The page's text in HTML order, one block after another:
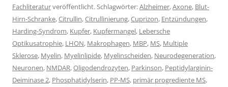
Fachliteraturveröffentlicht. Schlagwörter:Alzheimer,Axone, Blut-
Hirn-Schranke,Citrullin,Citrullinierung,Cuprizon, Entzündungen,
Harding-Syndrom, Kupfer, Kupfermangel, Lebersche
Optikusatrophie, LHON, Makrophagen, MBP, MS, Multiple
Sklerose, Myelin, Myelinlipide, Myelinscheiden, Neurodegeneration,
Neuronen, NMDAR,Oligodendrozyten, Parkinson, Peptidylarginin-
Deiminase 2, Phosphatidylserin, PP-MS, primär progrediente MS,